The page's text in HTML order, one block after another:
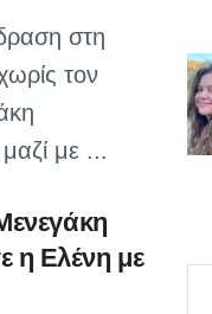
στη
τον
με ...
η Ελένη με